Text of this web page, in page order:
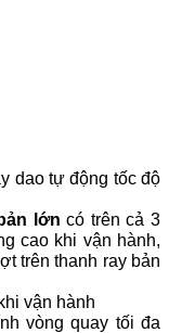
dao tự động tốc độ
lớn có trên cả 3
cao khi vận hành,
trên thanh ray bản
vận hành
vòng quay tối đa